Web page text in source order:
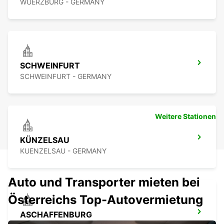
WUERZBURG - GERMANY
SCHWEINFURT
SCHWEINFURT - GERMANY
KÜNZELSAU
KUENZELSAU - GERMANY
ASCHAFFENBURG
Weitere Stationen
Auto und Transporter mieten bei
Österreichs Top-Autovermietung